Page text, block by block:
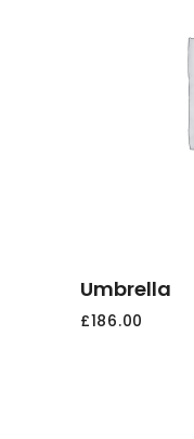
Umbrella
£186.00